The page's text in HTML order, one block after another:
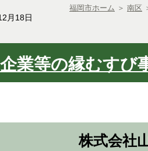
福岡市ホーム ＞ 南区
月18日
業等の縁むすび
株式会社